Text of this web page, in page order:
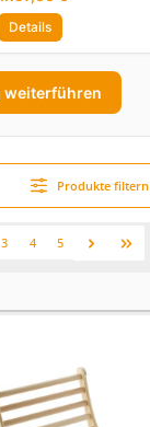
Details
weiterführen
Produkte filtern
3 4 5